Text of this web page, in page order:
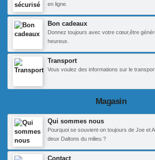
en ligne.
Bon cadeaux
Donnez toujours avec votre cœur,être
heureux.
Transport
Vous voulez des informations sur le
Magasin
Qui sommes nous
Pourquoi se souvient-on toujours de Joe et
deux Daltons du milieu ?
Contact